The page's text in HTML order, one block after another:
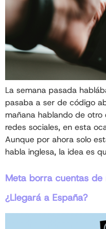
La semana pasada
pasaba a ser de código
mañana hablando de
redes sociales, en esta
Aunque por ahora solo
habla inglesa, la idea es
Meta borra cuentas de
¿Llegará a España?